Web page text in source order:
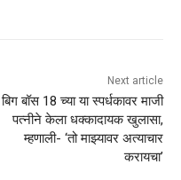
Next article
बिग बॉस 18 च्या या स्पर्धकावर माजी
पत्नीने केला धक्कादायक खुलासा,
म्हणाली- ‘तो माझ्यावर अत्याचार
करायचा’